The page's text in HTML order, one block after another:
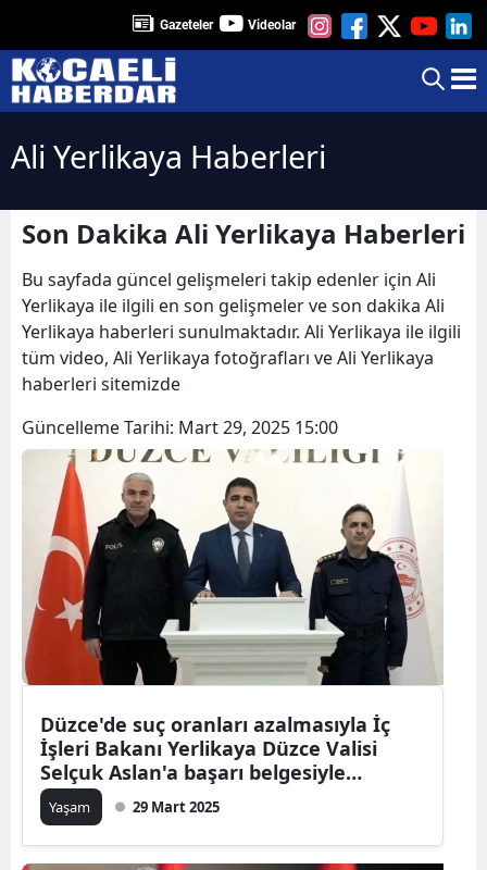
Gazeteler Videolar
Ali Yerlikaya Haberleri
Son Dakika Ali Yerlikaya Haberleri
Bu sayfada güncel gelişmeleri takip edenler için Ali
Yerlikaya ile ilgili en son gelişmeler ve son dakika Ali
Yerlikaya haberleri sunulmaktadır. Ali Yerlikaya ile ilgili
tüm video, Ali Yerlikaya fotoğrafları ve Ali Yerlikaya
haberleri sitemizde
Güncelleme Tarihi: Mart 29, 2025 15:00
Düzce'de suç oranları azalmasıyla İç
İşleri Bakanı Yerlikaya Düzce Valisi
Selçuk Aslan'a başarı belgesiyle
ödüllendirdi
Yaşam 29 Mart 2025